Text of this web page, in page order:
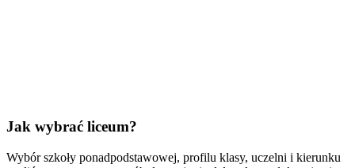
Jak wybrać liceum?
Wybór szkoły ponadpodstawowej, profilu klasy, uczelni i kierunku